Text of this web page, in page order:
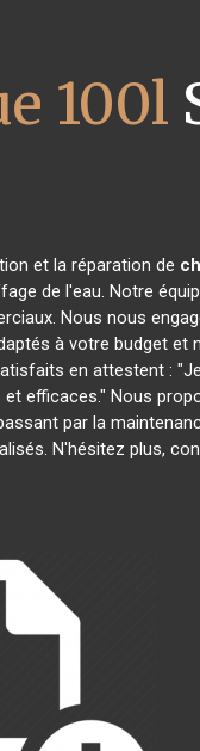
100l
et la réparation de
de l'eau. Notre
Nous nous
à votre budget
en attestent :
efficaces." Nous
par la
N'hésitez plus,